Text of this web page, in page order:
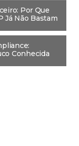
Por Que
Já Não Bastam
Conhecida